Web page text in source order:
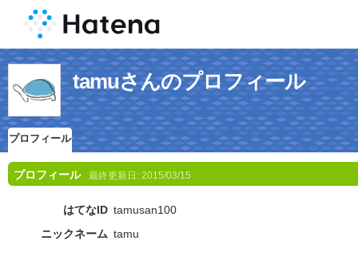
tamuさんのプロフィール
プロフィール
プロフィール 最終更新日: 2015/03/15
はてなID tamusan100
ニックネーム tamu